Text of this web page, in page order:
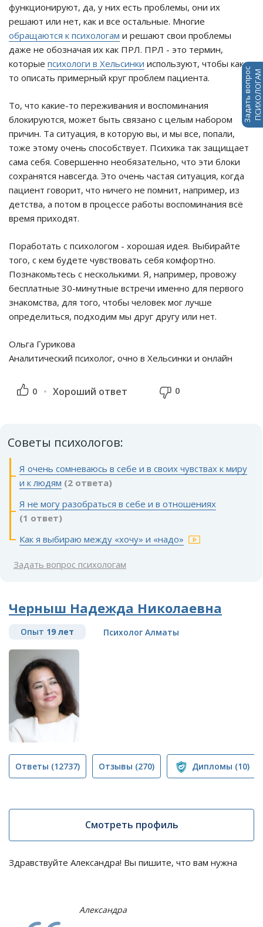
функционируют, да, у них есть проблемы, они их
решают или нет, как и все остальные. Многие
обращаются к психологам и решают свои проблемы
даже не обозначая их как ПРЛ. ПРЛ - это термин,
которые психологи в Хельсинки используют, чтобы как-
то описать примерный круг проблем пациента.
То, что какие-то переживания и воспоминания
блокируются, может быть связано с целым набором
причин. Та ситуация, в которую вы, и мы все, попали,
тоже этому очень способствует. Психика так защищает
сама себя. Совершенно необязательно, что эти блоки
сохранятся навсегда. Это очень частая ситуация, когда
пациент говорит, что ничего не помнит, например, из
детства, а потом в процессе работы воспоминания всё
время приходят.
Поработать с психологом - хорошая идея. Выбирайте
того, с кем будете чувствовать себя комфортно.
Познакомьтесь с несколькими. Я, например, провожу
бесплатные 30-минутные встречи именно для первого
знакомства, для того, чтобы человек мог лучше
определиться, подходим мы друг другу или нет.
Ольга Гурикова
Аналитический психолог, очно в Хельсинки и онлайн
0 Хороший ответ 0
Советы психологов:
Я очень сомневаюсь в себе и в своих чувствах к миру
и к людям (2 ответа)
Я не могу разобраться в себе и в отношениях
(1 ответ)
Как я выбираю между «хочу» и «надо»
Задать вопрос психологам
Черныш Надежда Николаевна
Опыт 19 лет Психолог Алматы
Ответы (12737) Отзывы (270) Дипломы (10)
Смотреть профиль
Здравствуйте Александра! Вы пишите, что вам нужна
Александра
Задать вопросПСИХОЛОГАМ